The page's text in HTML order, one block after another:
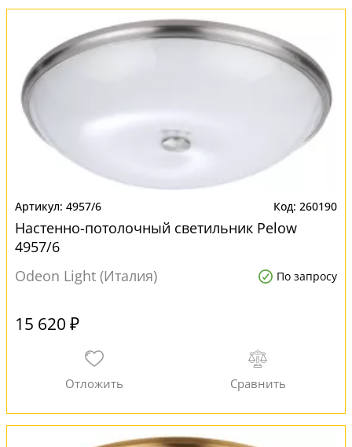
4957/6 260190
Настенно-потолочный светильник Pelow
4957/6
Odeon Light (Италия)
По запросу
15 620 ₽